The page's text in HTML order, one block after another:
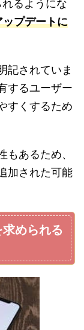
るようにな
プデートに
記されていま
するユーザー
すくするため
もあるため、
加された可能
められる